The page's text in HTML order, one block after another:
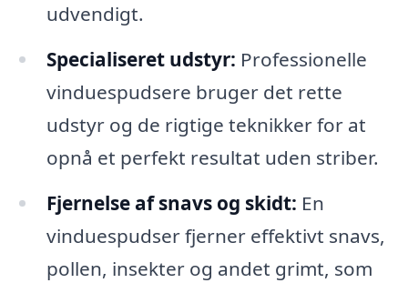
udvendigt.
Specialiseret udstyr: Professionelle
vinduespudsere bruger det rette
udstyr og de rigtige teknikker for at
opnå et perfekt resultat uden striber.
Fjernelse af snavs og skidt: En
vinduespudser fjerner effektivt snavs,
pollen, insekter og andet grimt, som